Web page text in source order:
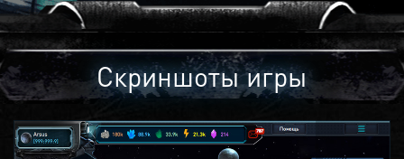
Скриншоты игры